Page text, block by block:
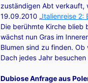
zuständigen Abt verkauft,
19.09.2010 „Italienreise 2:
Die berühmte Kirche blieb
wächst nun Gras im
Blumen sind zu finden.
Dach jedes Jahr
Dubiose Anfrage aus